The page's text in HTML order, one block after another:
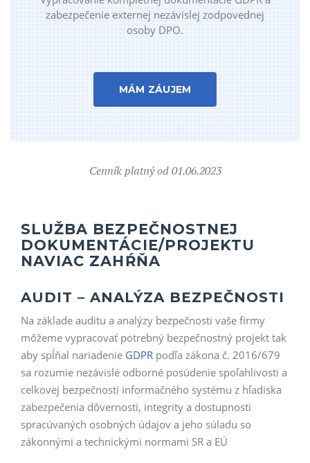
zabezpečenie externej nezávislej zodpovednej
osoby DPO.
MÁM ZÁUJEM
Cenník platný od 01.06.2023
SLUŽBA BEZPEČNOSTNEJ
DOKUMENTÁCIE/PROJEKTU
NAVIAC ZAHŔŇA
AUDIT – ANALÝZA BEZPEČNOSTI
Na základe auditu a analýzy bezpečnosti vaše firmy
môžeme vypracovať potrebný bezpečnostný projekt tak
aby spĺňal nariadenie GDPR podľa zákona č. 2016/679
sa rozumie nezávislé odborné posúdenie spoľahlivosti a
celkovej bezpečnosti informačného systému z hľadiska
zabezpečenia dôvernosti, integrity a dostupnosti
spracúvaných osobných údajov a jeho súladu so
zákonnými a technickými normami SR a EÚ